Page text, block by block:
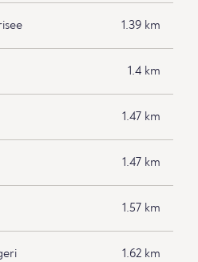
1.39 km
1.4 km
1.47 km
1.47 km
1.57 km
1.62 km